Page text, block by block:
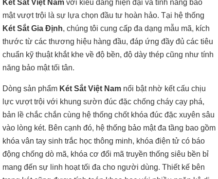
Két Sắt Việt Nam với kiểu dáng hiện đại và tính năng bảo
mật vượt trội là sự lựa chọn đầu tư hoàn hảo. Tại hệ thống
Két Sắt Gia Định, chúng tôi cung cấp đa dạng mẫu mã, kích
thước từ các thương hiệu hàng đầu, đáp ứng đầy đủ các tiêu
chuẩn kỹ thuật khắt khe về độ bền, độ dày thép cũng như tính
năng bảo mật tối tân.
Dòng sản phẩm Két Sắt Việt Nam nổi bật nhờ kết cấu chịu
lực vượt trội với khung sườn đúc đặc chống cháy cạy phá,
bản lề chắc chắn cùng hệ thống chốt khóa đúc đặc xuyên sâu
vào lòng két. Bên cạnh đó, hệ thống bảo mật đa tầng bao gồm
khóa vân tay sinh trắc học thông minh, khóa điện tử có báo
động chống dò mã, khóa cơ đổi mã truyền thống siêu bền bỉ
mang đến sự linh hoạt tối đa cho người dùng. Thiết kế bên